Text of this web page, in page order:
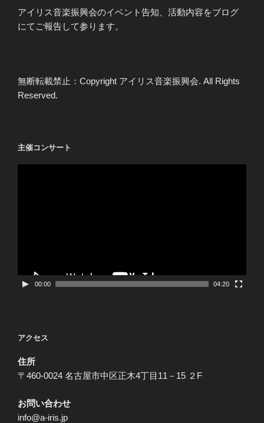
アイリス音楽振興会のイベント告知、活動内容をブログ
にてご報告して参ります。
無断転載禁止：Copyright アイリス音楽振興会. All Rights
Reserved.
主催コンサート
00:00 04:20
アクセス
住所
〒460-0024 名古屋市中区正木4丁目11－15 ２F
お問い合わせ
info@a-iris.jp